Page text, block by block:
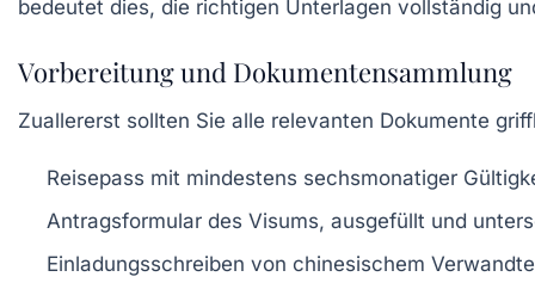
bedeutet dies, die richtigen Unterlagen vollständig
Vorbereitung und Dokumentensammlung
Zuallererst sollten Sie alle relevanten Dokumente
Reisepass mit mindestens sechsmonatiger
Antragsformular des Visums, ausgefüllt und
Einladungsschreiben von chinesischem